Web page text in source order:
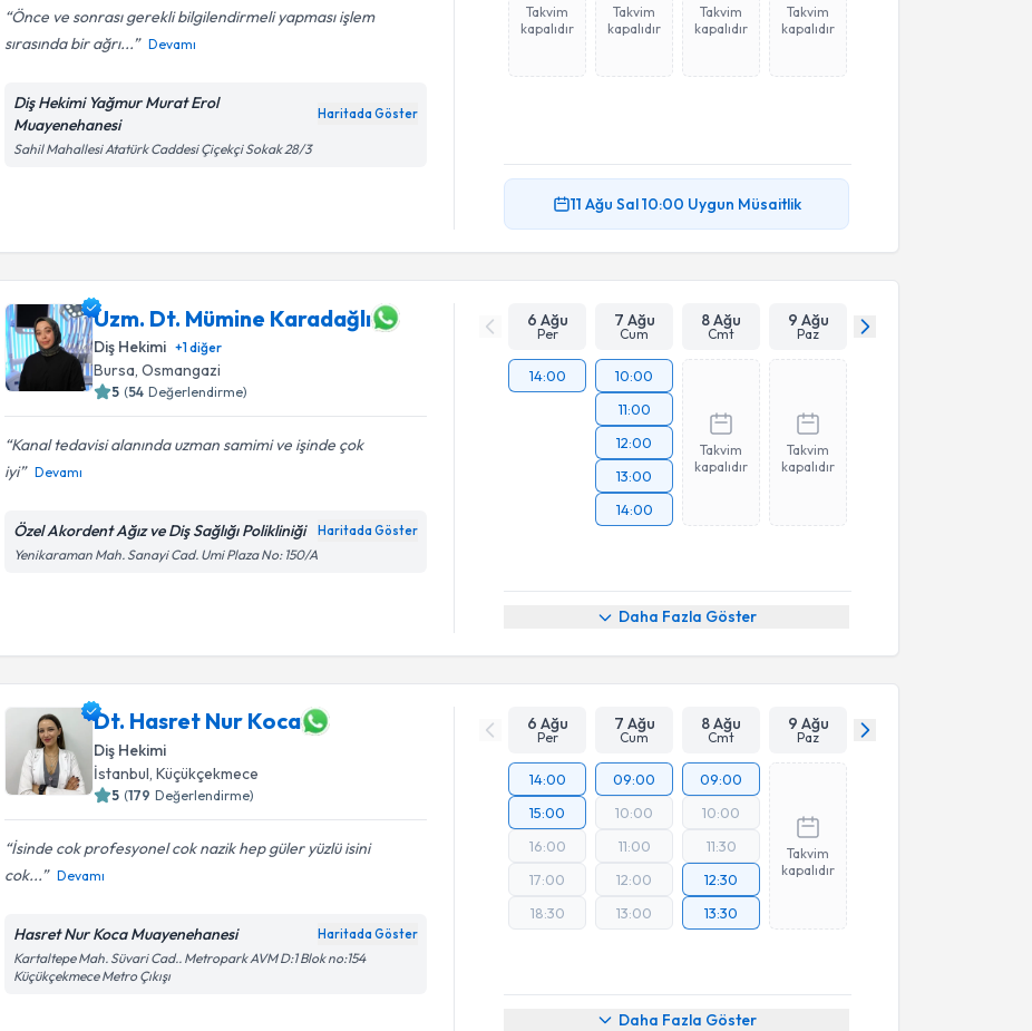
Önce ve sonrası gerekli bilgilendirmeli yapması işlem
sırasında bir ağrı...
Devamı
Diş Hekimi Yağmur Murat Erol
Muayenehanesi
Haritada Göster
Sahil Mahallesi Atatürk Caddesi Çiçekçi Sokak 28/3
Takvim
kapalıdır
Takvim
kapalıdır
Takvim
kapalıdır
Takvim
kapalıdır
11 Ağu Sal10:00 Uygun Müsaitlik
Uzm. Dt. Mümine Karadağlı
Diş Hekimi +1diğer
Bursa, Osmangazi
5 (54 Değerlendirme)
Kanal tedavisi alanında uzman samimi ve işinde çok
iyi
Devamı
Özel Akordent Ağız ve Diş Sağlığı Polikliniği Haritada Göster
Yenikaraman Mah. Sanayi Cad. Umi Plaza No: 150/A
6 Ağu
Per
7 Ağu
Cum
8 Ağu
Cmt
9 Ağu
Paz
14:00
10:00
11:00
12:00
13:00
14:00
Takvim
kapalıdır
Takvim
kapalıdır
Daha Fazla Göster
Dt. Hasret Nur Koca
Diş Hekimi
İstanbul , Küçükçekmece
5 (179 Değerlendirme)
İsinde cok profesyonel cok nazik hep güler yüzlü isini
cok...
Devamı
Hasret Nur Koca Muayenehanesi Haritada Göster
Kartaltepe Mah. Süvari Cad.. Metropark AVM D:1 Blok no:154
Küçükçekmece Metro Çıkışı
6 Ağu
Per
7 Ağu
Cum
8 Ağu
Cmt
9 Ağu
Paz
14:00
15:00
16:00
17:00
18:30
09:00
10:00
11:00
12:00
13:00
09:00
10:00
11:30
12:30
13:30
Takvim
kapalıdır
Daha Fazla Göster